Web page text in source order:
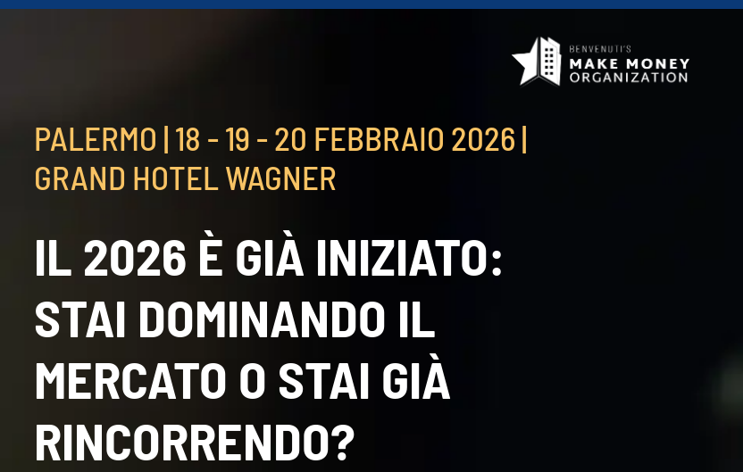
PALERMO | 18 - 19 - 20 FEBBRAIO 2026 |
GRAND HOTEL WAGNER
IL 2026 È GIÀ INIZIATO:
STAI DOMINANDO IL
MERCATO O STAI GIÀ
RINCORRENDO?